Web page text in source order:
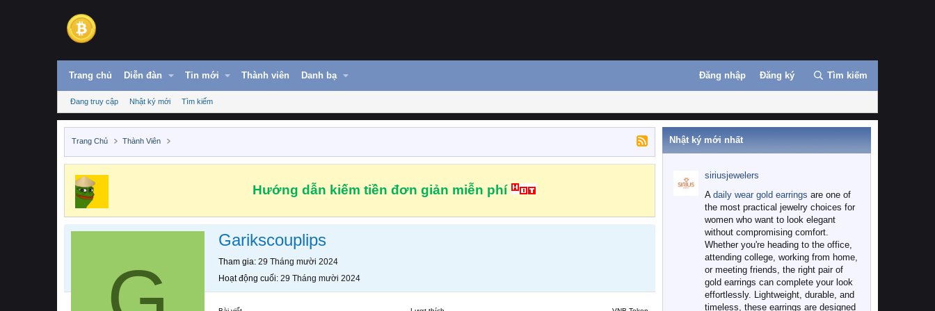
Trang chủ Diễn đàn Tin mới Thành viên Danh bạ Đăng nhập Đăng ký Tìm kiếm
Đang truy cập Nhật ký mới Tìm kiếm
Trang Chủ Thành Viên
Hướng dẫn kiếm tiền đơn giản miễn phí
Garikscouplips
Tham gia 29 Tháng mười 2024
Hoạt động cuối 29 Tháng mười 2024
Nhật ký mới nhất
siriusjewelers
A daily wear gold earrings are one of
the most practical jewelry choices for
women who want to look elegant
without compromising comfort.
Whether you're heading to the office,
attending college, working from home,
or meeting friends, the right pair of
gold earrings can complete your look
effortlessly. Lightweight, durable, and
timeless, these earrings are designed